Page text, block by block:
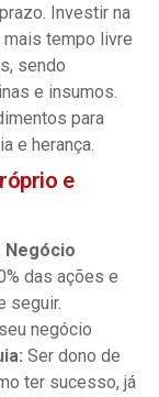
Investir na
mais tempo livre
sendo
e insumos.
para
e herança.
e
Negócio
das ações e
seguir.
negócio
Ser dono de
ter sucesso, já